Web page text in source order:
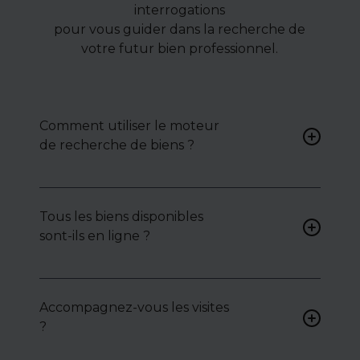
interrogations
pour vous guider dans la recherche de
votre futur bien professionnel.
Comment utiliser le moteur
de recherche de biens ?
pour accéder à une liste de
biens ciblés.
Tous les biens disponibles
sont-ils en ligne ?
toute confidentialité :
contactez-nous pour y
Accompagnez-vous les visites
?